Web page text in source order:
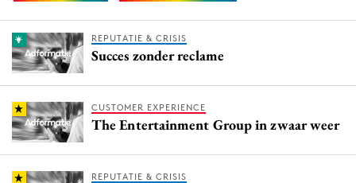
REPUTATIE & CRISIS
Succes zonder reclame
CUSTOMER EXPERIENCE
The Entertainment Group in zwaar weer
REPUTATIE & CRISIS